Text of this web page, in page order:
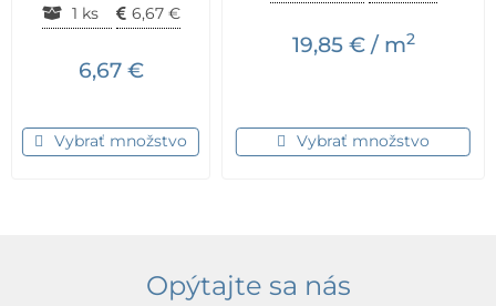
1 ks
6,67 €
6,67 €
Vybrať množstvo
19,85 €/ m2
Vybrať množstvo
Opýtajte sa nás